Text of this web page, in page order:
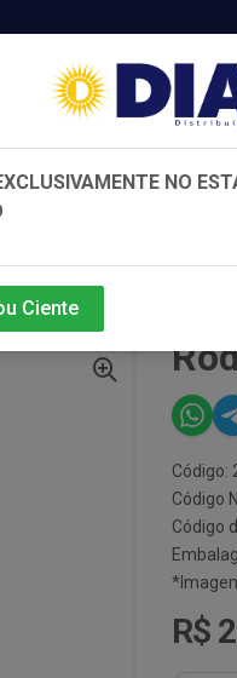
Código:
Código
Código
R$
NO
Ciente